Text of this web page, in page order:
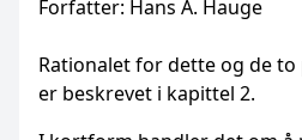
Forfatter: Hans A. Hauge
Rationalet for dette og de
er beskrevet i kapittel 2.